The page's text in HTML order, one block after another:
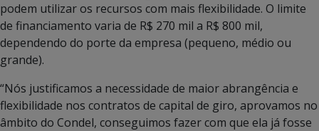
podem utilizar os recursos com mais flexibilidade. O limite
de financiamento varia de R$ 270 mil a R$ 800 mil,
dependendo do porte da empresa (pequeno, médio ou
grande).
“Nós justificamos a necessidade de maior abrangência e
flexibilidade nos contratos de capital de giro, aprovamos no
âmbito do Condel, conseguimos fazer com que ela já fosse